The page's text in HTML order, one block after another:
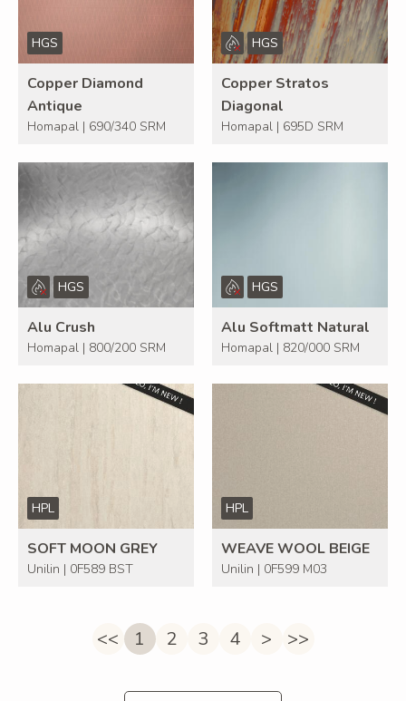
HGS
Copper Diamond
Antique
Homapal | 690/340 SRM
HGS
Copper Stratos
Diagonal
Homapal | 695D SRM
HGS
Alu Crush
Homapal | 800/200 SRM
HGS
Alu Softmatt Natural
Homapal | 820/000 SRM
HPL
SOFT MOON GREY
Unilin | 0F589 BST
HPL
WEAVE WOOL BEIGE
Unilin | 0F599 M03
<< 1 2 3 4 > >>